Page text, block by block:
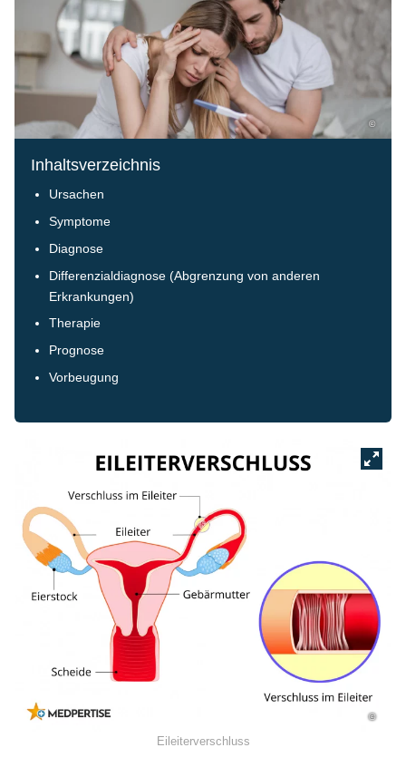
©
Inhaltsverzeichnis
Ursachen
Symptome
Diagnose
Differenzialdiagnose (Abgrenzung von anderen
Erkrankungen)
Therapie
Prognose
Vorbeugung
©
Eileiterverschluss